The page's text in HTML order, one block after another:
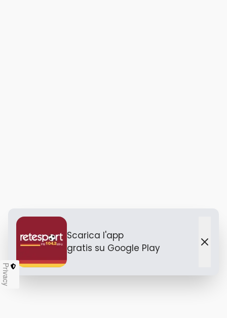
Scarica l'app
gratis su Google Play
Privacy